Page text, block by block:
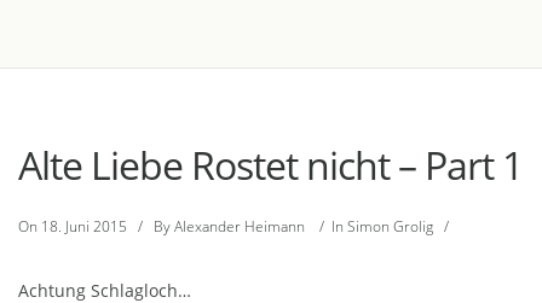
Alte Liebe Rostet nicht – Part 1
On 18. Juni 2015 / ByAlexander Heimann / In Simon Grolig /
Achtung Schlagloch…